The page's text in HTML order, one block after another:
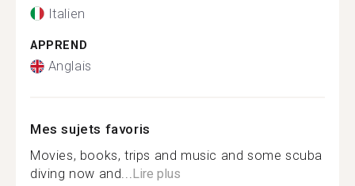
Italien
APPREND
Anglais
Mes sujets favoris
Movies, books, trips and music and some scuba
diving now and...Lire plus